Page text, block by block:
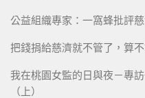
公益組織專家：一窩蜂批評
把錢捐給慈濟就不管了，算
我在桃園女監的日與夜－專
（上）